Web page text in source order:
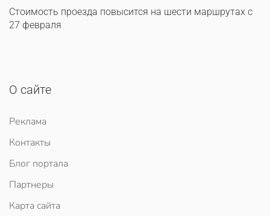
Стоимость проезда повысится на шести маршрутах с
27 февраля
О сайте
Реклама
Контакты
Блог портала
Партнеры
Карта сайта